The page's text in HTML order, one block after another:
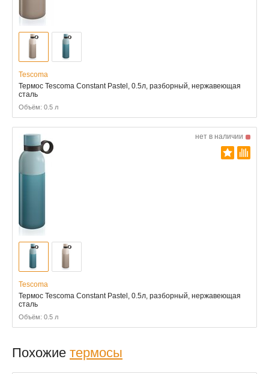
Tescoma
Термос Tescoma Constant Pastel, 0.5л, разборный, нержавеющая
сталь
Объём: 0.5 л
нет в наличии
Tescoma
Термос Tescoma Constant Pastel, 0.5л, разборный, нержавеющая
сталь
Объём: 0.5 л
Похожие термосы